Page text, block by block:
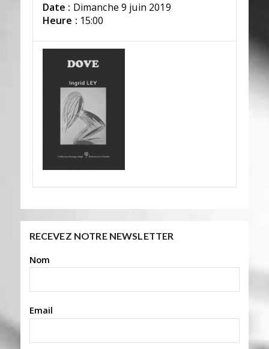
Date : Dimanche 9 juin 2019
Heure : 15:00
RECEVEZ NOTRE NEWSLETTER
Nom
Email